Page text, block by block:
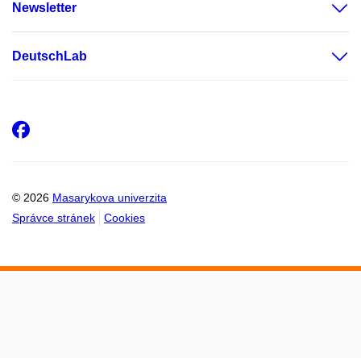
Newsletter
DeutschLab
© 2026 Masarykova univerzita
Správce stránek
Cookies
Facebook